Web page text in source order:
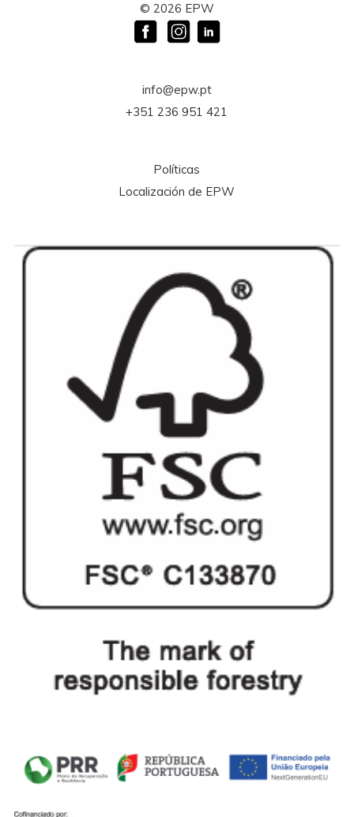
© 2026 EPW
info@epw.pt
+351 236 951 421
Políticas
Localización de EPW